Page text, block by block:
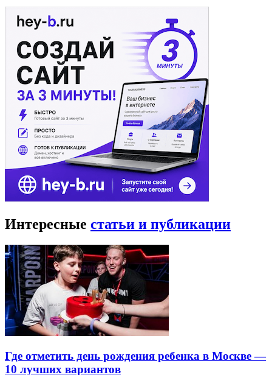
Интересные статьи и публикации
Где отметить день рождения ребенка в Москве —
10 лучших вариантов